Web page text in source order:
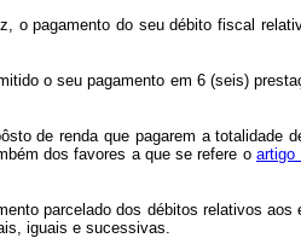
do seu débito fiscal
o seu pagamento em 6 (seis)
de renda que pagarem a totalidade
dos favores a que se refere oartigo
parcelado dos débitos relativos aos
iguais e sucessivas.